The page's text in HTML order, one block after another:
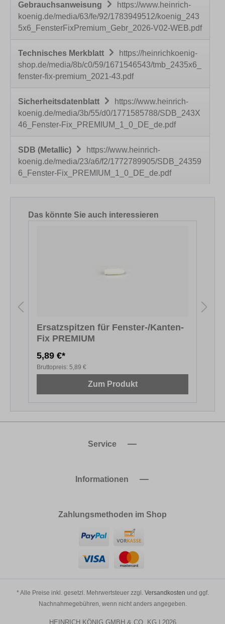
Gebrauchsanweisung
https://www.heinrich-
koenig.de/media/63/fe/92/1783949512/koenig_243
5x6_FensterFixPremium_Gebr_2026-V02-WEB.pdf
Technisches Merkblatt
https://heinrichkoenig-
shop.de/media/8b/c0/59/1671546543/tmb_2435x6_
fenster-fix-premium_2021-43.pdf
Sicherheitsdatenblatt
https://www.heinrich-
koenig.de/media/3b/55/d0/1771585788/SDB_243X
46_Fenster-Fix_PREMIUM_1_0_DE_de.pdf
SDB (Metallic)
https://www.heinrich-
koenig.de/media/23/a6/f2/1772789905/SDB_24359
6_Fenster-Fix_PREMIUM_1_0_DE_de.pdf
Produktgalerie überspringen
Das könnte Sie auch interessieren
Ersatzspitzen für Fenster-/Kanten-
Fix PREMIUM
5,89 €*
Bruttopreis: 5,89 €
Zum Produkt
Service
Informationen
Zahlungsmethoden im Shop
* Alle Preise inkl. gesetzl. Mehrwertsteuer zzgl. Versandkosten und ggf.
Nachnahmegebühren, wenn nicht anders angegeben.
HEINRICH KÖNIG GMBH & CO. KG | 2026